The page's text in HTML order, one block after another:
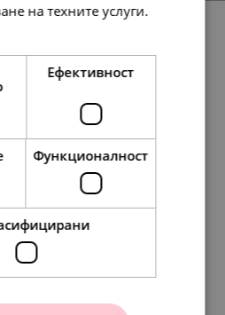
78.23 лв. 40.00 €
154.51 лв. 79.00 €
117.35 лв. 60.00 €
148.64 лв. 76.00 €
107.57 лв. 55.00 €
SALE
на техните услуги.
Ефективност
Функционалност